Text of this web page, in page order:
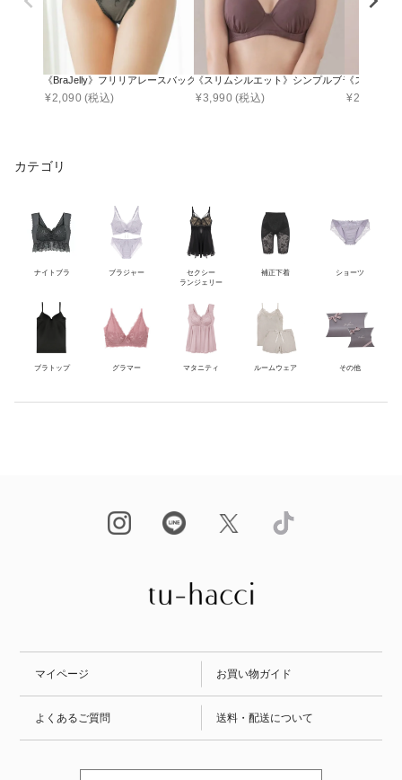
《BraJelly》フリリアレースバックショーツ【ショーツ単品】
¥2,090 (税込)
《スリムシルエット》シンプルブラ【ブラ単
¥3,990 (税込)
《スリムシ
¥2,090
カテゴリ
ナイトブラ ブラジャー
セクシー
ランジェリー
補正下着 ショーツ
ブラトップ グラマー マタニティ ルームウェア その他
マイページ お買い物ガイド
よくあるご質問 送料・配送について